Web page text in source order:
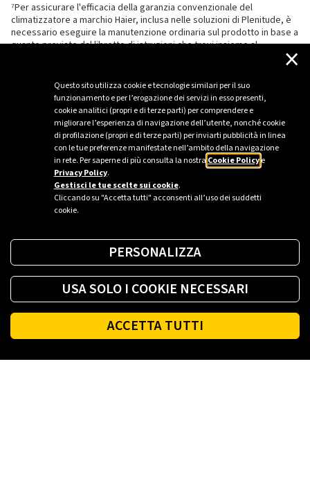
Questo sito utilizza cookie e tecnologie similari per il suo
funzionamento e per l’erogazione dei servizi in esso presenti,
cookie analitici (propri e di terze parti) per comprendere e
migliorare l’esperienza di navigazione dell’utente, nonché cookie
di profilazione (propri e di terze parti) per inviarti pubblicità in linea
con le tue preferenze manifestate nell’ambito della navigazione
in rete. Per saperne di più consulta la nostra Cookie Policye
Privacy Policy.
Gestisci le tue scelte sui cookie.
Cliccando su "Accetta tutti" acconsenti all’uso dei suddetti
cookie.
×
PERSONALIZZA
USA SOLO I COOKIE NECESSARI
ACCETTA TUTTI
⁷Per assicurare l'efficacia della garanzia convenzionale del
climatizzatore a marchio Haier, inclusa nelle soluzioni di Plenitude, è
necessario eseguire la manutenzione ordinaria sul prodotto in base a
quanto previsto dal libretto di istruzioni che trovi insieme al